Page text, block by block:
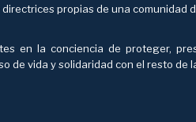
propias de una comunidad
en la conciencia de proteger,
de vida y solidaridad con el resto de